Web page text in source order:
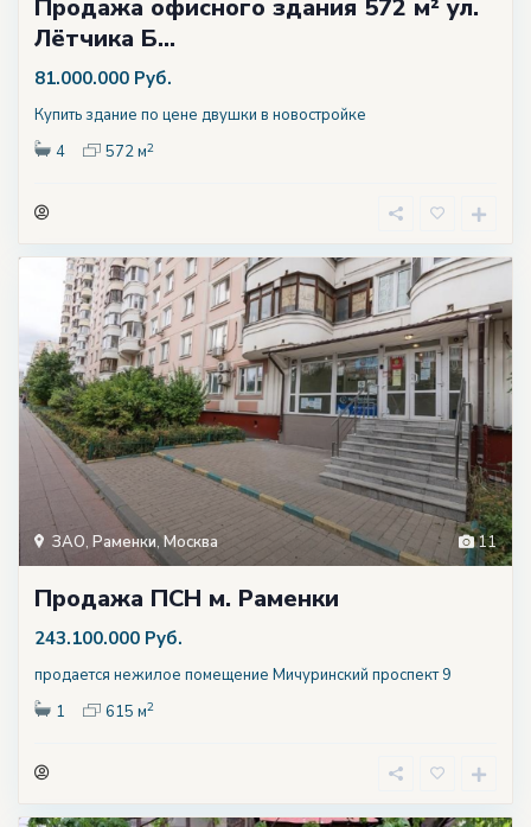
Продажа офисного здания 572 м² ул.
Лётчика Б...
81.000.000 Руб.
Купить здание по цене двушки в новостройке
4
572 м2
11
ЗАО, Раменки,Москва
Продажа ПСН м. Раменки
243.100.000 Руб.
продается нежилое помещение Мичуринский проспект 9
1
615 м2